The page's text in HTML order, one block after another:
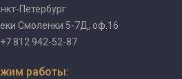
Петербург
Смоленки 5-7Д, оф.16
812 942-52-87
работы: